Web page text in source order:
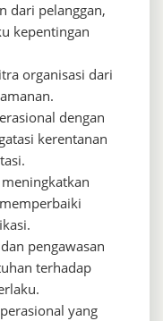
dari pelanggan,
kepentingan
organisasi dari
dengan
kerentanan
pengawasan
terhadap
yang